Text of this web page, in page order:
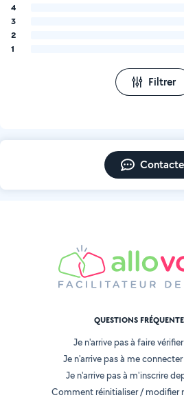
4
3
2
1
Filtrer
QUESTIONS
Je n'arrive pas à faire
Je n'arrive pas à me
Je n'arrive pas à m'inscrire
Comment réinitialiser / modifier